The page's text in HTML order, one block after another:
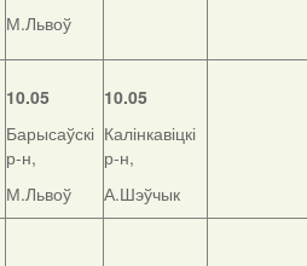
М.Львоў
10.05
Барысаўскі
р-н,
М.Львоў
10.05
Калінкавіцкі
р-н,
А.Шэўчык